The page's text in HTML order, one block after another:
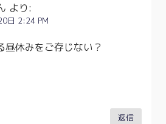
より:
日 2:24 PM
昼休みをご存じない？
返信